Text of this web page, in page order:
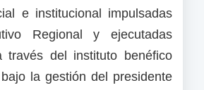
e institucional impulsadas
Regional y ejecutadas
través del instituto benéfico
la gestión del presidente